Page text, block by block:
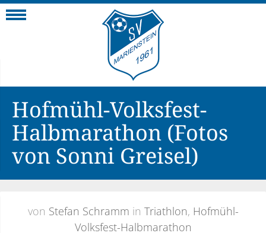
Hofmühl-Volksfest-
Halbmarathon (Fotos
von Sonni Greisel)
von Stefan Schramm in Triathlon, Hofmühl-
Volksfest-Halbmarathon